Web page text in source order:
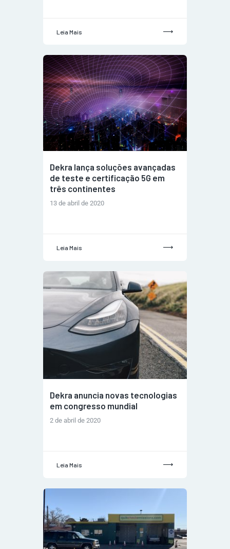
Leia Mais
Dekra lança soluções avançadas
de teste e certificação 5G em
três continentes
13 de abril de 2020
Leia Mais
Dekra anuncia novas tecnologias
em congresso mundial
2 de abril de 2020
Leia Mais